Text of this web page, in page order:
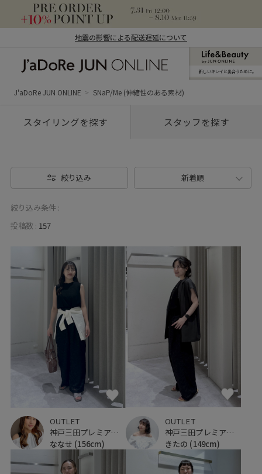
地震の影響による配送遅延について
ン オンライン）
新しいキレイと出合うために。
J'aDoRe JUN ONLINE SNaP/Me (伸縮性のある素材)
スタイリングを探す スタッフを探す
絞り込み 新着順
絞り込み条件 :
投稿数 : 157
OUTLET
神戸三田プレミアム・アウトレット
ななせ (156cm)
OUTLET
神戸三田プレミアム・アウトレット
きたの (149cm)